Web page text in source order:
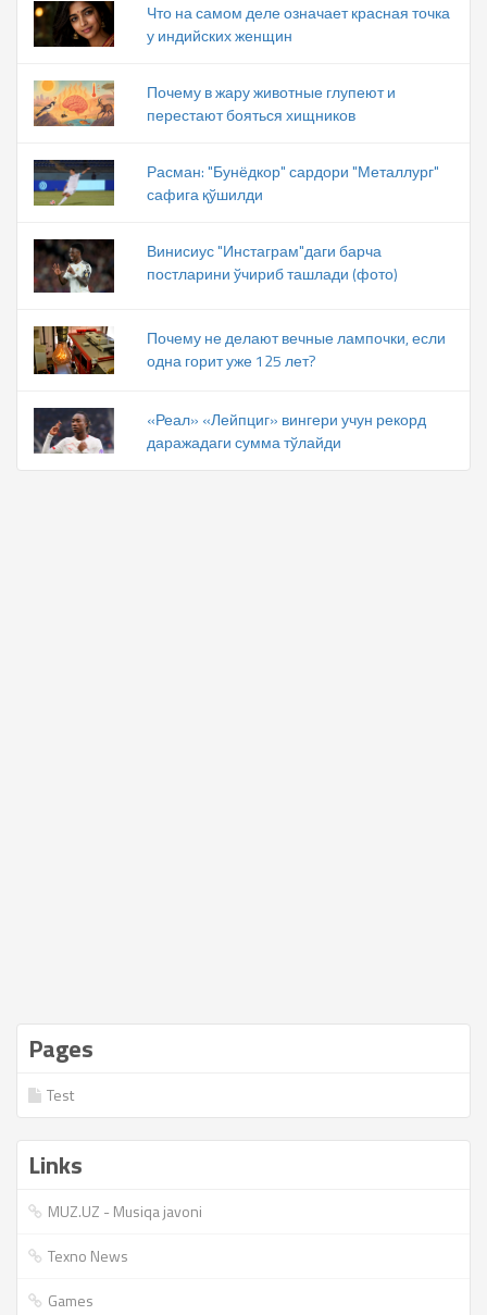
Что на самом деле означает красная точка
у индийских женщин
Почему в жару животные глупеют и
перестают бояться хищников
Расман: "Бунёдкор" сардори "Металлург"
сафига қўшилди
Винисиус "Инстаграм"даги барча
постларини ўчириб ташлади (фото)
Почему не делают вечные лампочки, если
одна горит уже 125 лет?
«Реал» «Лейпциг» вингери учун рекорд
даражадаги сумма тўлайди
Pages
Test
Links
MUZ.UZ - Musiqa javoni
Texno News
Games